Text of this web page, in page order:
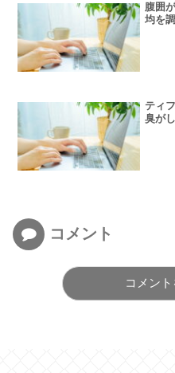
腹囲
均を
ティ
臭が
コメント
コメン